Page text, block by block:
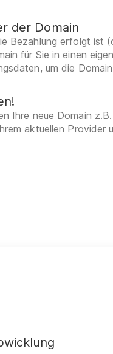
der Domain
Bezahlung erfolgt ist
für Sie in einen
um die
Ihre neue Domain
aktuellen Provider